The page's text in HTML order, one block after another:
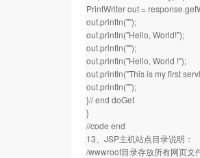
PrintWriter out =
out.println("");
out.println("Hello, World!");
out.println("");
out.println("Hello, World !");
out.println("This is my first
out.println("");
}// end doGet
}
//code end
13、JSP主机站点目录说明：
/wwwroot目录存放所有网页文